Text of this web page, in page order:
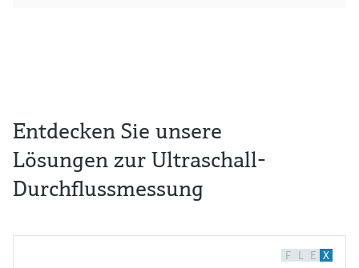
Entdecken Sie unsere
Lösungen zur Ultraschall-
Durchflussmessung
F L E X